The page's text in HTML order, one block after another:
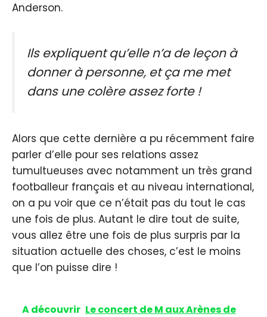
Anderson.
Ils expliquent qu’elle n’a de leçon à
donner à personne, et ça me met
dans une colère assez forte !
Alors que cette dernière a pu récemment faire
parler d’elle pour ses relations assez
tumultueuses avec notamment un très grand
footballeur français et au niveau international,
on a pu voir que ce n’était pas du tout le cas
une fois de plus. Autant le dire tout de suite,
vous allez être une fois de plus surpris par la
situation actuelle des choses, c’est le moins
que l’on puisse dire !
A découvrir Le concert de M aux Arènes de